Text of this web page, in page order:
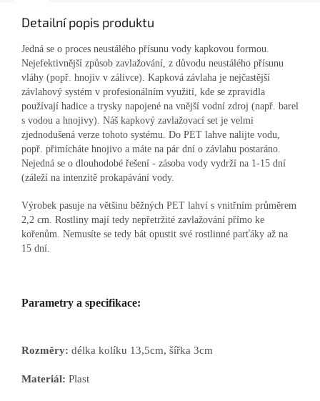
Detailní popis produktu
Jedná se o proces neustálého přísunu vody kapkovou formou.
Nejefektivnější způsob zavlažování, z důvodu neustálého přísunu
vláhy (popř. hnojiv v zálivce). Kapková závlaha je nejčastější
závlahový systém v profesionálním využití, kde se zpravidla
používají hadice a trysky napojené na vnější vodní zdroj (např. barel
s vodou a hnojivy). Náš kapkový zavlažovací set je velmi
zjednodušená verze tohoto systému. Do PET lahve nalijte vodu,
popř. přimícháte hnojivo a máte na pár dní o závlahu postaráno.
Nejedná se o dlouhodobé řešení - zásoba vody vydrží na 1-15 dní
(záleží na intenzitě prokapávání vody.
Výrobek pasuje na většinu běžných PET lahví s vnitřním průměrem
2,2 cm. Rostliny mají tedy nepřetržité zavlažování přímo ke
kořenům. Nemusíte se tedy bát opustit své rostlinné parťáky až na
15 dní.
Parametry a specifikace:
Rozměry: délka kolíku 13,5cm, šířka 3cm
Materiál: Plast